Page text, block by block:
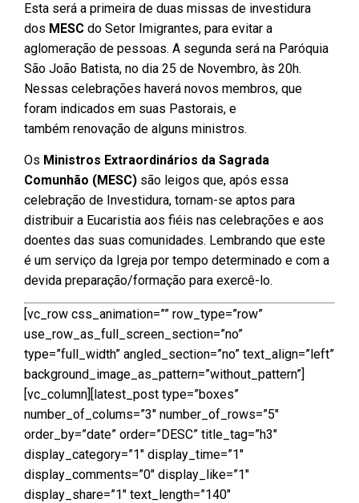
Esta será a primeira de duas missas de investidura
dos MESC do Setor Imigrantes, para evitar a
aglomeração de pessoas. A segunda será na Paróquia
São João Batista, no dia 25 de Novembro, às 20h.
Nessas celebrações haverá novos membros, que
foram indicados em suas Pastorais, e
também renovação de alguns ministros.
Os Ministros Extraordinários da Sagrada
Comunhão (MESC) são leigos que, após essa
celebração de Investidura, tornam-se aptos para
distribuir a Eucaristia aos fiéis nas celebrações e aos
doentes das suas comunidades. Lembrando que este
é um serviço da Igreja por tempo determinado e com a
devida preparação/formação para exercê-lo.
[vc_row css_animation=”” row_type=”row”
use_row_as_full_screen_section=”no”
type=”full_width” angled_section=”no” text_align=”left”
background_image_as_pattern=”without_pattern”]
[vc_column][latest_post type=”boxes”
number_of_colums=”3″ number_of_rows=”5″
order_by=”date” order=”DESC” title_tag=”h3″
display_category=”1″ display_time=”1″
display_comments=”0″ display_like=”1″
display_share=”1″ text_length=”140″